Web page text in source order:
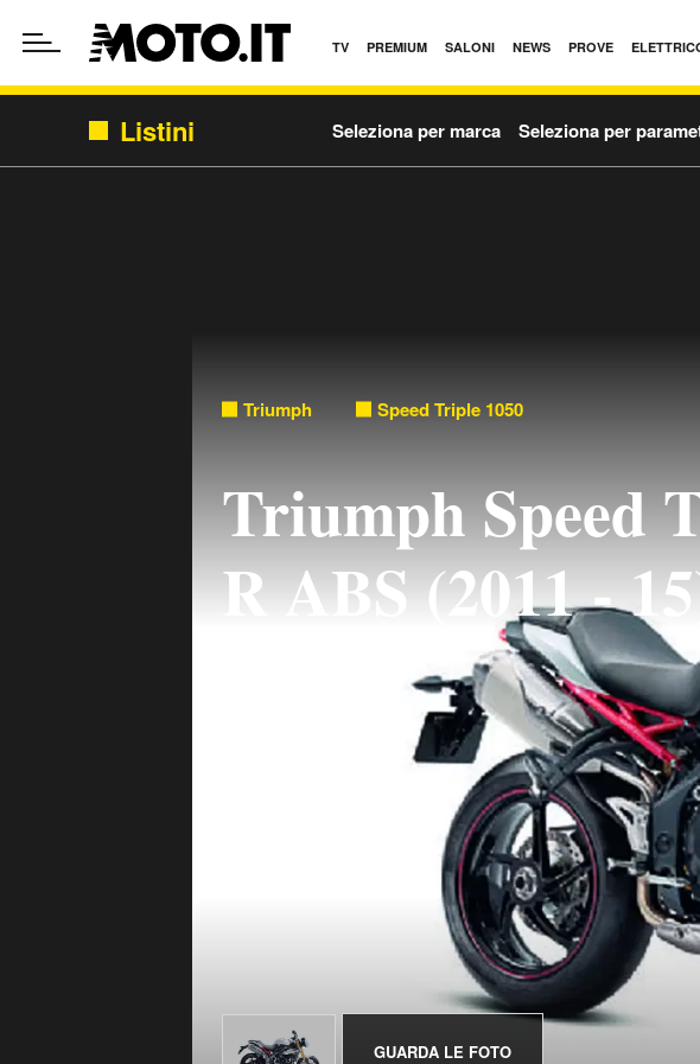
TV PREMIUM SALONI NEWS PROVE
Listini Seleziona per marca Seleziona per
Triumph Speed Triple 1050
Triumph Speed
R ABS (2011 -
GUARDA LE FOTO